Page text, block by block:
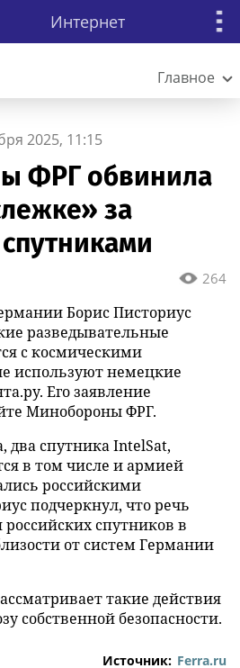
Интернет
Главное
2025, 11:15
ФРГ обвинила
за
264
Борис Писториус
разведывательные
с космическими
используют немецкие
Его заявление
Минобороны ФРГ.
два спутника IntelSat,
в том числе и армией
российскими
подчеркнул, что речь
спутников в
от систем Германии
такие действия
собственной безопасности.
Источник: Ferra.ru